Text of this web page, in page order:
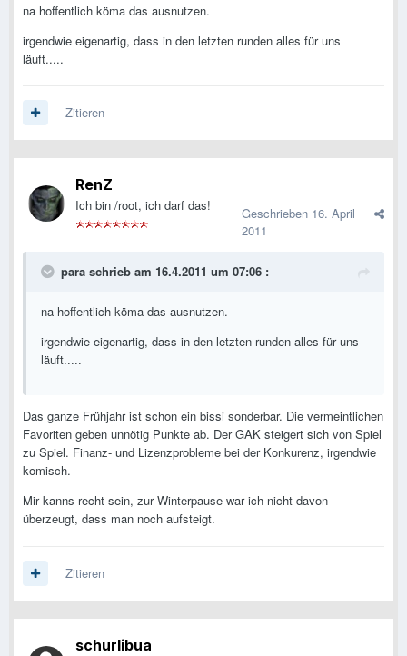
na hoffentlich köma das ausnutzen.
irgendwie eigenartig, dass in den letzten runden alles für uns
läuft.....
Zitieren
RenZ
Ich bin /root, ich darf das! Geschrieben 16. April
2011
para schrieb am 16.4.2011 um 07:06 :
na hoffentlich köma das ausnutzen.
irgendwie eigenartig, dass in den letzten runden alles für uns
läuft.....
Das ganze Frühjahr ist schon ein bissi sonderbar. Die vermeintlichen
Favoriten geben unnötig Punkte ab. Der GAK steigert sich von Spiel
zu Spiel. Finanz- und Lizenzprobleme bei der Konkurenz, irgendwie
komisch.
Mir kanns recht sein, zur Winterpause war ich nicht davon
überzeugt, dass man noch aufsteigt.
Zitieren
schurlibua